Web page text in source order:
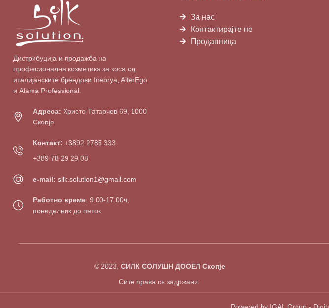
Дистрибуција и продажба на
професионална козметика за коса од
италијанските брендови Inebrya, AlterEgo
и Alama Professional.
Адреса: Христо Татарчев 69, 1000
Скопје
Контакт: +3892 2785 333
+389 78 29 29 08
e-mail: silk.solution1@gmail.com
Работно време: 9.00-17.00ч,
понеделник до петок
За нас
Контактирајте не
Продавница
© 2023, СИЛК СОЛУШН ДООЕЛ Скопје
Сите права се задржани.
Powered by IGAL Group -